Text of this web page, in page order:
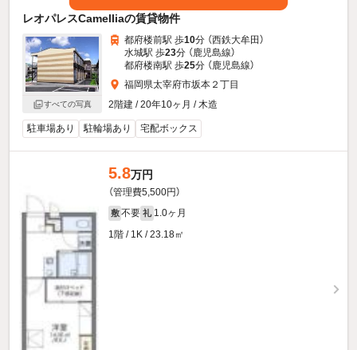
レオパレスCamelliaの賃貸物件
すべての写真
都府楼前駅 歩10分 （西鉄大牟田）
水城駅 歩23分 （鹿児島線）
都府楼南駅 歩25分 （鹿児島線）
福岡県太宰府市坂本２丁目
2階建 / 20年10ヶ月 / 木造
駐車場あり 駐輪場あり 宅配ボックス
5.8万円
（管理費5,500円）
敷 不要 礼 1.0ヶ月
1階 / 1K / 23.18㎡